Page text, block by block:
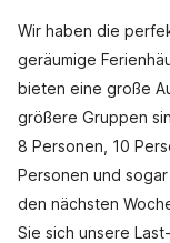
Wir haben die
geräumige
bieten eine große
größere Gruppen
8 Personen, 10
Personen und
den nächsten
Sie sich unsere